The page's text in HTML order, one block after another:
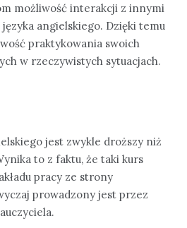
możliwość interakcji z innymi
angielskiego. Dzięki temu
praktykowania swoich
w rzeczywistych sytuacjach.
jest zwykle droższy niż
to z faktu, że taki kurs
pracy ze strony
prowadzony jest przez